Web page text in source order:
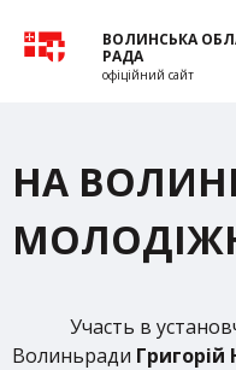
ВОЛИНСЬКА
РАДА
офіційний сайт
НА
Участь в
Волиньради